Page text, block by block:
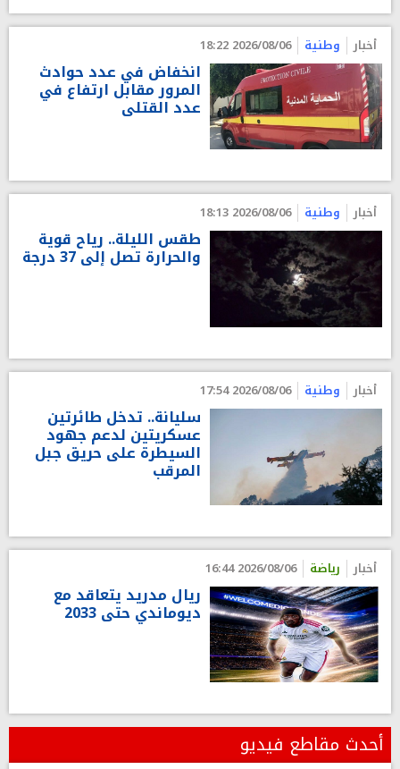
أخبار وطنية 2026/08/06 18:22
انخفاض في عدد حوادث
المرور مقابل ارتفاع في
عدد القتلى
أخبار وطنية 2026/08/06 18:13
طقس الليلة.. رياح قوية
والحرارة تصل إلى 37 درجة
أخبار وطنية 2026/08/06 17:54
سليانة.. تدخل طائرتين
عسكريتين لدعم جهود
السيطرة على حريق جبل
المرقب
أخبار رياضة 2026/08/06 16:44
ريال مدريد يتعاقد مع
ديوماندي حتى 2033
أحدث مقاطع فيديو